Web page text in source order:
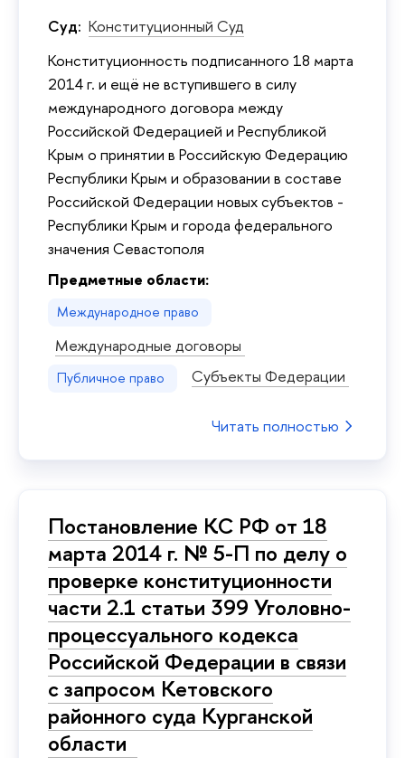
Суд: Конституционный Суд
Конституционность подписанного 18 марта
2014 г. и ещё не вступившего в силу
международного договора между
Российской Федерацией и Республикой
Крым о принятии в Российскую Федерацию
Республики Крым и образовании в составе
Российской Федерации новых субъектов -
Республики Крым и города федерального
значения Севастополя
Предметные области:
Международное право
Международные договоры
Публичное право Субъекты Федерации
Читать полностью
Постановление КС РФ от 18
марта 2014 г. № 5-П по делу о
проверке конституционности
части 2.1 статьи 399 Уголовно-
процессуального кодекса
Российской Федерации в связи
с запросом Кетовского
районного суда Курганской
области